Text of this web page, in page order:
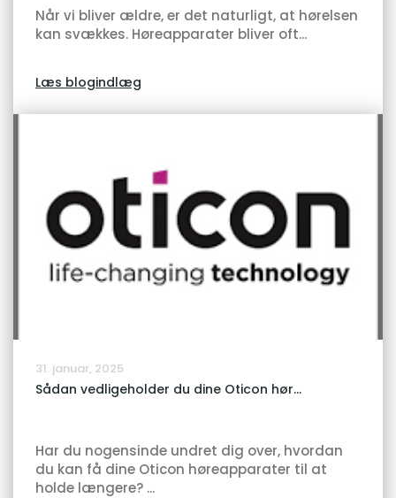
Når vi bliver ældre, er det naturligt, at hørelsen
kan svækkes. Høreapparater bliver oft...
Læs blogindlæg
31. januar, 2025
Sådan vedligeholder du dine Oticon hør...
Har du nogensinde undret dig over, hvordan
du kan få dine Oticon høreapparater til at
holde længere? ...